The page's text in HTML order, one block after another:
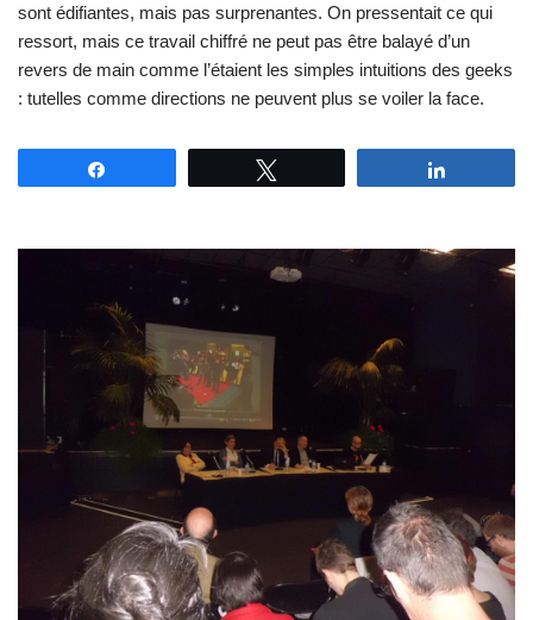
sont édifiantes, mais pas surprenantes. On pressentait ce qui
ressort, mais ce travail chiffré ne peut pas être balayé d’un
revers de main comme l’étaient les simples intuitions des geeks
: tutelles comme directions ne peuvent plus se voiler la face.